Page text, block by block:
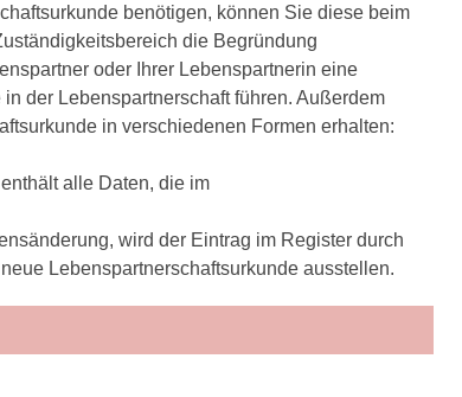
benötigen, können Sie diese beim
die Begründung
oder Ihrer Lebenspartnerin eine
der Lebenspartnerschaft führen. Außerdem
in verschiedenen Formen erhalten:
alle Daten, die im
wird der Eintrag im Register durch
Lebenspartnerschaftsurkunde ausstellen.